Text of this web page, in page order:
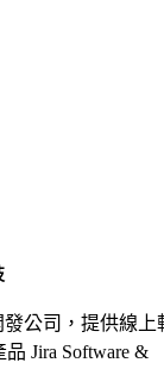
公司，提供線上
Jira Software &